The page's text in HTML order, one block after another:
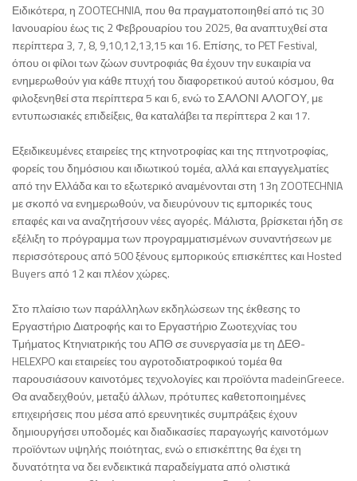
Ειδικότερα, η ZOOTECHNIA, που θα πραγματοποιηθεί από τις 30
Ιανουαρίου έως τις 2 Φεβρουαρίου του 2025, θα αναπτυχθεί στα
περίπτερα 3, 7, 8, 9,10,12,13,15 και 16. Επίσης, το PET Festival,
όπου οι φίλοι των ζώων συντροφιάς θα έχουν την ευκαιρία να
ενημερωθούν για κάθε πτυχή του διαφορετικού αυτού κόσμου, θα
φιλοξενηθεί στα περίπτερα 5 και 6, ενώ το ΣΑΛΟΝΙ ΑΛΟΓΟΥ, με
εντυπωσιακές επιδείξεις, θα καταλάβει τα περίπτερα 2 και 17.
Εξειδικευμένες εταιρείες της κτηνοτροφίας και της πτηνοτροφίας,
φορείς του δημόσιου και ιδιωτικού τομέα, αλλά και επαγγελματίες
από την Ελλάδα και το εξωτερικό αναμένονται στη 13η ZOOTECHNIA
με σκοπό να ενημερωθούν, να διευρύνουν τις εμπορικές τους
επαφές και να αναζητήσουν νέες αγορές. Μάλιστα, βρίσκεται ήδη σε
εξέλιξη το πρόγραμμα των προγραμματισμένων συναντήσεων με
περισσότερους από 500 ξένους εμπορικούς επισκέπτες και Hosted
Buyers από 12 και πλέον χώρες.
Στο πλαίσιο των παράλληλων εκδηλώσεων της έκθεσης το
Εργαστήριο Διατροφής και το Εργαστήριο Ζωοτεχνίας του
Τμήματος Κτηνιατρικής του ΑΠΘ σε συνεργασία με τη ΔΕΘ-
HELEXPO και εταιρείες του αγροτοδιατροφικού τομέα θα
παρουσιάσουν καινοτόμες τεχνολογίες και προϊόντα madeinGreece.
Θα αναδειχθούν, μεταξύ άλλων, πρότυπες καθετοποιημένες
επιχειρήσεις που μέσα από ερευνητικές συμπράξεις έχουν
δημιουργήσει υποδομές και διαδικασίες παραγωγής καινοτόμων
προϊόντων υψηλής ποιότητας, ενώ ο επισκέπτης θα έχει τη
δυνατότητα να δει ενδεικτικά παραδείγματα από ολιστικά